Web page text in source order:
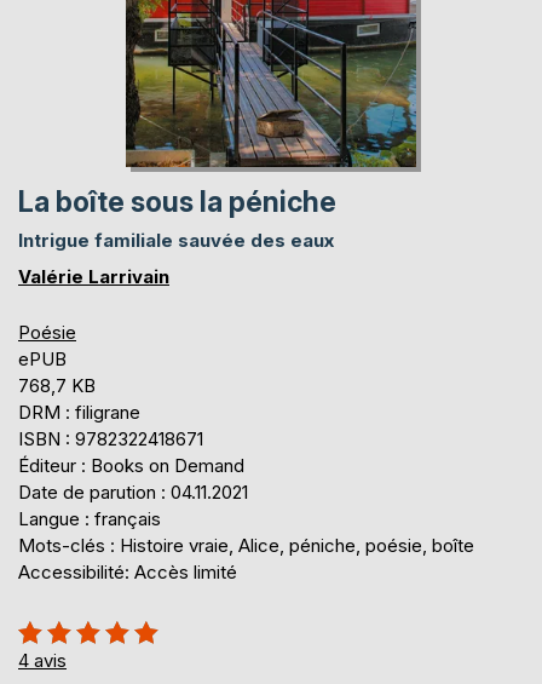
La boîte sous la péniche
Intrigue familiale sauvée des eaux
Valérie Larrivain
Poésie
ePUB
768,7 KB
DRM : filigrane
ISBN : 9782322418671
Éditeur : Books on Demand
Date de parution : 04.11.2021
Langue : français
Mots-clés : Histoire vraie, Alice, péniche, poésie, boîte
Accessibilité: Accès limité
Évaluation:
100%
4 avis